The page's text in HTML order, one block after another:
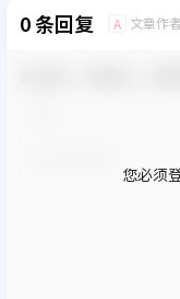
0 条回复 A 文章作者
您必须